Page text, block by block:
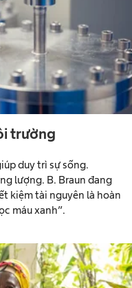
trường
duy trì sự sống.
lượng. B. Braun đang
kiệm tài nguyên là hoàn
máu xanh”.